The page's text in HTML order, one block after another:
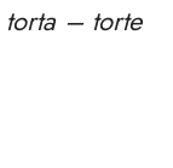
– torte